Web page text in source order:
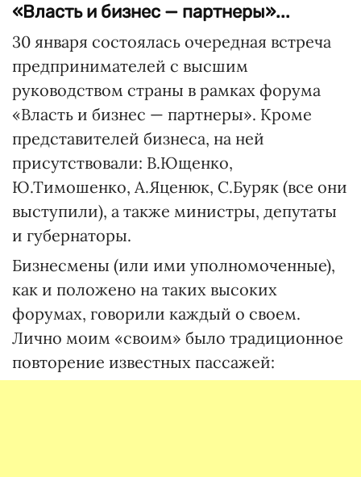
«Власть и бизнес — партнеры»...
30 января состоялась очередная встреча
предпринимателей с высшим
руководством страны в рамках форума
«Власть и бизнес — партнеры». Кроме
представителей бизнеса, на ней
присутствовали: В.Ющенко,
Ю.Тимошенко, А.Яценюк, С.Буряк (все они
выступили), а также министры, депутаты
и губернаторы.
Бизнесмены (или ими уполномоченные),
как и положено на таких высоких
форумах, говорили каждый о своем.
Лично моим «своим» было традиционное
повторение известных пассажей: